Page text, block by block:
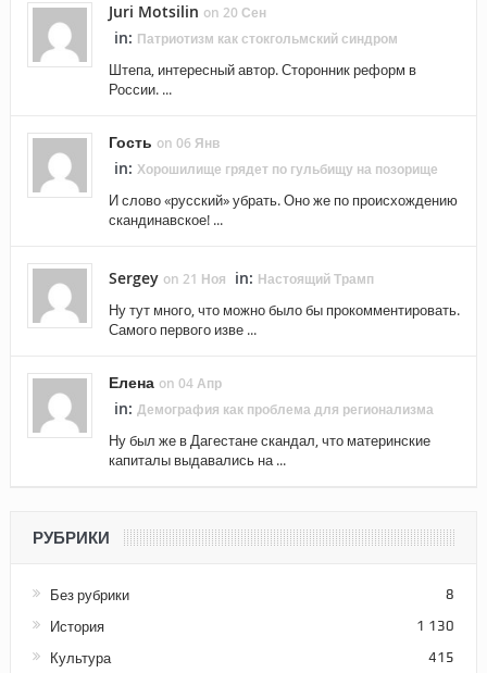
Juri Motsilin on 20 Сен
in: Патриотизм как стокгольмский синдром
Штепа, интересный автор. Сторонник реформ в
России. ...
Гость on 06 Янв
in: Хорошилище грядет по гульбищу на позорище
И слово «русский» убрать. Оно же по происхождению
скандинавское! ...
Sergey on 21 Ноя in: Настоящий Трамп
Ну тут много, что можно было бы прокомментировать.
Самого первого изве ...
Елена on 04 Апр
in: Демография как проблема для регионализма
Ну был же в Дагестане скандал, что материнские
капиталы выдавались на ...
РУБРИКИ
Без рубрики 8
История 1 130
Культура 415